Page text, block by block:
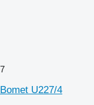
7
Bomet U227/4